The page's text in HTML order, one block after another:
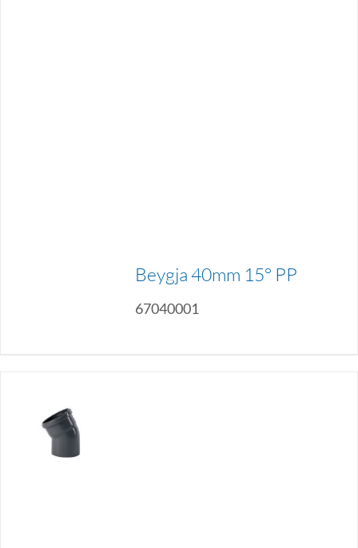
Beygja 40mm 15° PP
67040001